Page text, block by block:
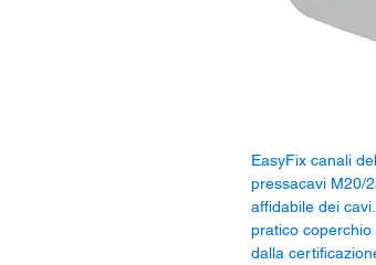
EasyFix canali
pressacavi M20/
affidabile dei
pratico
dalla